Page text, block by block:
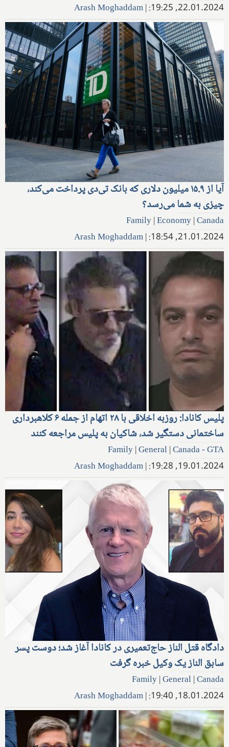
22.01.2024, 19:25:
|
Arash Moghaddam
آیا از ۱۵.۹ میلیون دلاری که بانک تی‌دی پرداخت می‌کند،
چیزی به شما می‌رسد؟
Family|Economy|Canada
21.01.2024, 18:54:
|
Arash Moghaddam
پلیس کانادا: روزبه اخلاقی با ۲۸ اتهام از جمله ۶ کلاهبرداری
ساختمانی دستگیر شد، شاکیان به پلیس مراجعه کنند
Family|General|Canada - GTA
19.01.2024, 19:28:
|
Arash Moghaddam
دادگاه قتل الناز حاج‌تعمیری در کانادا آغاز شد؛ دوست پسر
سابق الناز یک وکیل خبره گرفت
Family|General|Canada
18.01.2024, 19:40:
|
Arash Moghaddam